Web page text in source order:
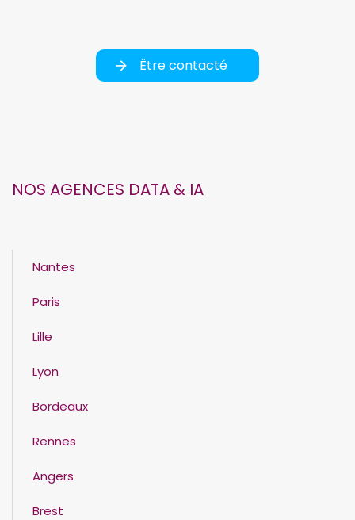
Être contacté
NOS AGENCES DATA & IA
Nantes
Paris
Lille
Lyon
Bordeaux
Rennes
Angers
Brest